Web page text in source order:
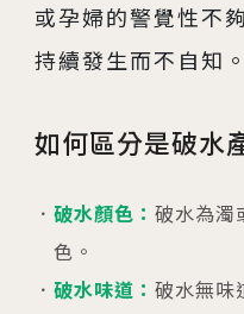
或孕婦的警覺性不
持續發生而不自知。
如何區分是破水
破水顏色： 破水為濁
色。
破水味道： 破水無味